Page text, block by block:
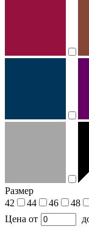
Размер
42
44 46 48
Цена от